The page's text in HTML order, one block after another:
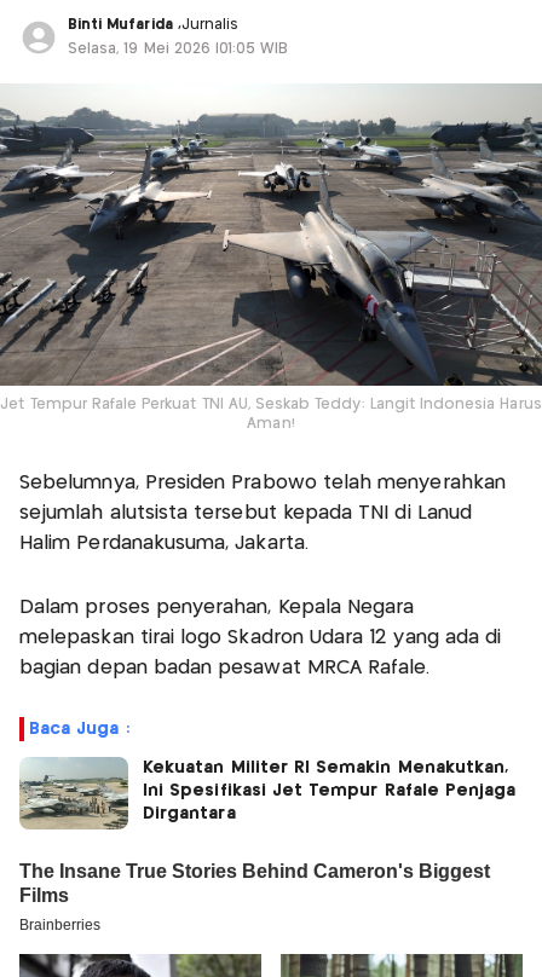
Binti Mufarida ,Jurnalis
Selasa, 19 Mei 2026 |01:05 WIB
Jet Tempur Rafale Perkuat TNI AU, Seskab Teddy: Langit Indonesia Harus
Aman!
Sebelumnya, Presiden Prabowo telah menyerahkan
sejumlah alutsista tersebut kepada TNI di Lanud
Halim Perdanakusuma, Jakarta.
Dalam proses penyerahan, Kepala Negara
melepaskan tirai logo Skadron Udara 12 yang ada di
bagian depan badan pesawat MRCA Rafale.
Baca Juga :
Kekuatan Militer RI Semakin Menakutkan,
Ini Spesifikasi Jet Tempur Rafale Penjaga
Dirgantara